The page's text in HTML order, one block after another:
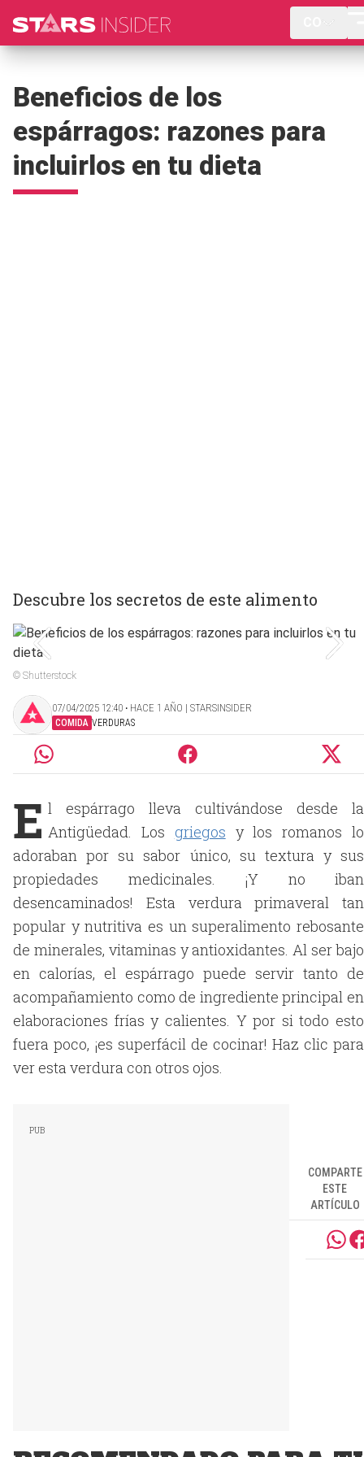
Beneficios de los
espárragos: razones para
incluirlos en tu dieta
Descubre los secretos de este alimento
© Shutterstock
07/04/2025 12:40 ‧ HACE 1 AÑO | STARSINSIDER
COMIDA VERDURAS
E l espárrago lleva cultivándose desde la
Antigüedad. Los griegos y los romanos lo
adoraban por su sabor único, su textura y sus
propiedades medicinales. ¡Y no iban
desencaminados! Esta verdura primaveral tan
popular y nutritiva es un superalimento rebosante
de minerales, vitaminas y antioxidantes. Al ser bajo
en calorías, el espárrago puede servir tanto de
acompañamiento como de ingrediente principal en
elaboraciones frías y calientes. Y por si todo esto
fuera poco, ¡es superfácil de cocinar! Haz clic para
ver esta verdura con otros ojos.
COMPARTE
ESTE
ARTÍCULO